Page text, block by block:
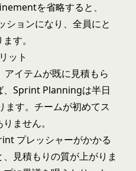
を省略すると、
ョンになり、全員にと
す。
ット
アイテムが既に見積もら
、Sprint Planningは半日
ます。チームが初めてス
ません。
プレッシャーがかかる
見積もりの質が上がりま